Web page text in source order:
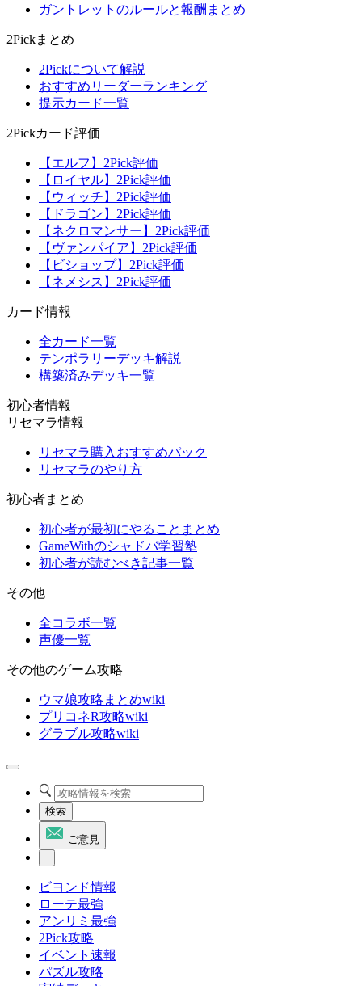
ガントレットのルールと報酬まとめ
2Pickまとめ
2Pickについて解説
おすすめリーダーランキング
提示カード一覧
2Pickカード評価
【エルフ】2Pick評価
【ロイヤル】2Pick評価
【ウィッチ】2Pick評価
【ドラゴン】2Pick評価
【ネクロマンサー】2Pick評価
【ヴァンパイア】2Pick評価
【ビショップ】2Pick評価
【ネメシス】2Pick評価
カード情報
全カード一覧
テンポラリーデッキ解説
構築済みデッキ一覧
初心者情報
リセマラ情報
リセマラ購入おすすめパック
リセマラのやり方
初心者まとめ
初心者が最初にやることまとめ
GameWithのシャドバ学習塾
初心者が読むべき記事一覧
その他
全コラボ一覧
声優一覧
その他のゲーム攻略
ウマ娘攻略まとめwiki
プリコネR攻略wiki
グラブル攻略wiki
検索
ご意見
ビヨンド情報
ローテ最強
アンリミ最強
2Pick攻略
イベント速報
パズル攻略